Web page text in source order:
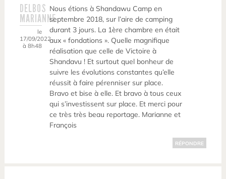
DELBOS
MARIANNE
le
17/09/2022
à 8h48
Nous étions à Shandawu Camp en
septembre 2018, sur l’aire de camping
durant 3 jours. La 1ère chambre en était
aux « fondations ». Quelle magnifique
réalisation que celle de Victoire à
Shandavu ! Et surtout quel bonheur de
suivre les évolutions constantes qu’elle
réussit à faire pérenniser sur place.
Bravo et bise à elle. Et bravo à tous ceux
qui s’investissent sur place. Et merci pour
ce très très beau reportage. Marianne et
François
RÉPONDRE